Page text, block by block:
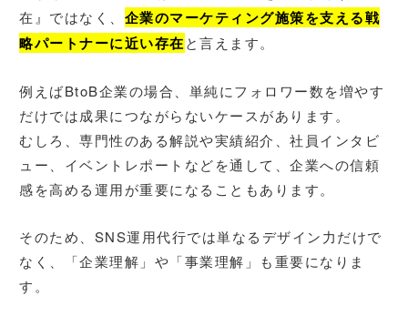
在』ではなく、 企業のマーケティング施策を支える戦
略パートナーに近い存在と言えます。
例えばBtoB企業の場合、単純にフォロワー数を増やす
だけでは成果につながらないケースがあります。
むしろ、専門性のある解説や実績紹介、社員インタビ
ュー、イベントレポートなどを通して、企業への信頼
感を高める運用が重要になることもあります。
そのため、SNS運用代行では単なるデザイン力だけで
なく、「企業理解」や「事業理解」も重要になりま
す。